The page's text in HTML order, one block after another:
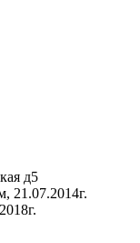
д5
21.07.2014г.